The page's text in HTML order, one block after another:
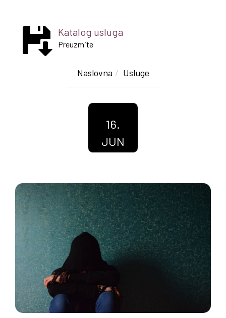
Katalog usluga
Preuzmite
Naslovna Usluge
16.
JUN